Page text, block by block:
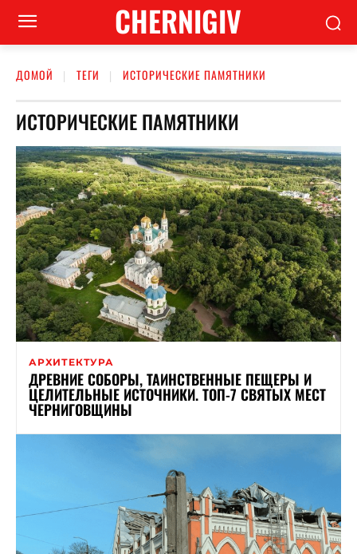
CHERNIGIV
ДОМОЙ ТЕГИ ИСТОРИЧЕСКИЕ ПАМЯТНИКИ
ИСТОРИЧЕСКИЕ ПАМЯТНИКИ
АРХИТЕКТУРА
ДРЕВНИЕ СОБОРЫ, ТАИНСТВЕННЫЕ ПЕЩЕРЫ И
ЦЕЛИТЕЛЬНЫЕ ИСТОЧНИКИ. ТОП-7 СВЯТЫХ МЕСТ
ЧЕРНИГОВЩИНЫ